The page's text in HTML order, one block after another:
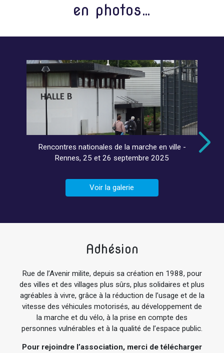
en photos…
Rencontres nationales de la marche en ville -
Rennes, 25 et 26 septembre 2025
Voir la galerie
Adhésion
Rue de l’Avenir milite, depuis sa création en 1988, pour
des villes et des villages plus sûrs, plus solidaires et plus
agréables à vivre, grâce à la réduction de l’usage et de la
vitesse des véhicules motorisés, au développement de
la marche et du vélo, à la prise en compte des
personnes vulnérables et à la qualité de l’espace public.
Pour rejoindre l’association, merci de télécharger